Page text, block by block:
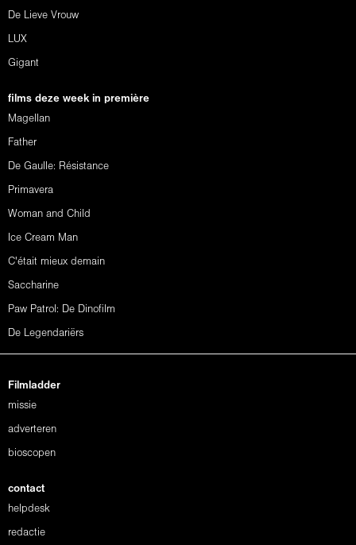
De Lieve Vrouw
LUX
Gigant
films deze week in première
Magellan
Father
De Gaulle: Résistance
Primavera
Woman and Child
Ice Cream Man
C'était mieux demain
Saccharine
Paw Patrol: De Dinofilm
De Legendariërs
Filmladder
missie
adverteren
bioscopen
contact
helpdesk
redactie